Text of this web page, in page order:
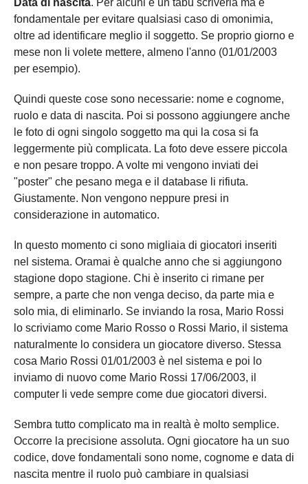
fondamentale per evitare qualsiasi caso di omonimia,
oltre ad identificare meglio il soggetto. Se proprio giorno e
mese non li volete mettere, almeno l'anno (01/01/2003
per esempio).
Quindi queste cose sono necessarie: nome e cognome,
ruolo e data di nascita. Poi si possono aggiungere anche
le foto di ogni singolo soggetto ma qui la cosa si fa
leggermente più complicata. La foto deve essere piccola
e non pesare troppo. A volte mi vengono inviati dei
"poster" che pesano mega e il database li rifiuta.
Giustamente. Non vengono neppure presi in
considerazione in automatico.
In questo momento ci sono migliaia di giocatori inseriti
nel sistema. Oramai è qualche anno che si aggiungono
stagione dopo stagione. Chi è inserito ci rimane per
sempre, a parte che non venga deciso, da parte mia e
solo mia, di eliminarlo. Se inviando la rosa, Mario Rossi
lo scriviamo come Mario Rosso o Rossi Mario, il sistema
naturalmente lo considera un giocatore diverso. Stessa
cosa Mario Rossi 01/01/2003 è nel sistema e poi lo
inviamo di nuovo come Mario Rossi 17/06/2003, il
computer li vede sempre come due giocatori diversi.
Sembra tutto complicato ma in realtà è molto semplice.
Occorre la precisione assoluta. Ogni giocatore ha un suo
codice, dove fondamentali sono nome, cognome e data di
nascita mentre il ruolo può cambiare in qualsiasi